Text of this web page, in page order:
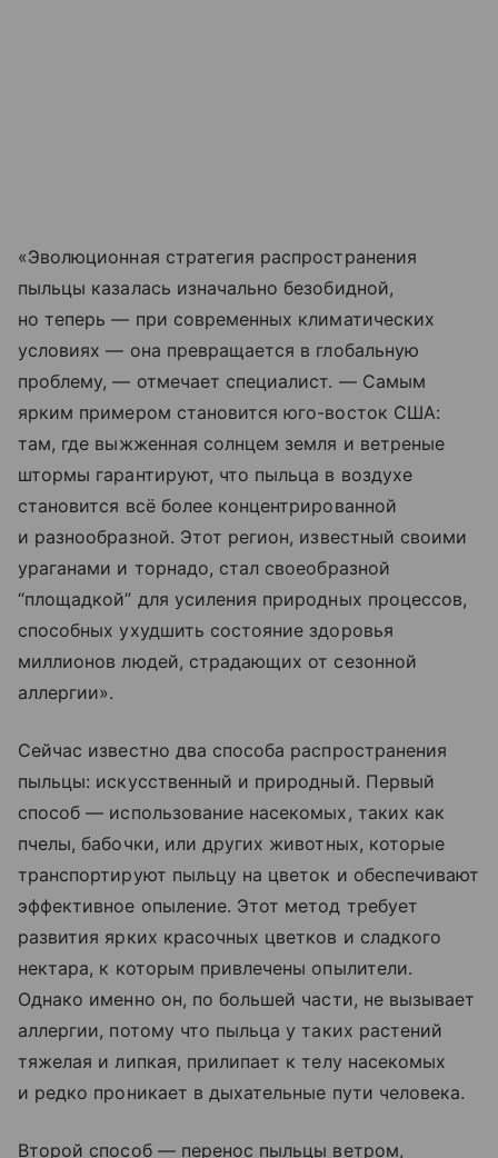
«Эволюционная стратегия распространения
пыльцы казалась изначально безобидной,
но теперь — при современных климатических
условиях — она превращается в глобальную
проблему, — отмечает специалист. — Самым
ярким примером становится юго-восток США:
там, где выжженная солнцем земля и ветреные
штормы гарантируют, что пыльца в воздухе
становится всё более концентрированной
и разнообразной. Этот регион, известный своими
ураганами и торнадо, стал своеобразной
“площадкой” для усиления природных процессов,
способных ухудшить состояние здоровья
миллионов людей, страдающих от сезонной
аллергии».
Сейчас известно два способа распространения
пыльцы: искусственный и природный. Первый
способ — использование насекомых, таких как
пчелы, бабочки, или других животных, которые
транспортируют пыльцу на цветок и обеспечивают
эффективное опыление. Этот метод требует
развития ярких красочных цветков и сладкого
нектара, к которым привлечены опылители.
Однако именно он, по большей части, не вызывает
аллергии, потому что пыльца у таких растений
тяжелая и липкая, прилипает к телу насекомых
и редко проникает в дыхательные пути человека.
Второй способ — перенос пыльцы ветром,